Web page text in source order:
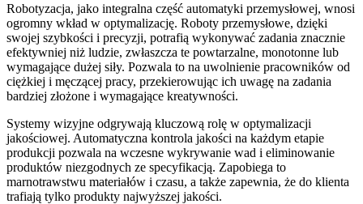
Robotyzacja, jako integralna część automatyki przemysłowej, wnosi
ogromny wkład w optymalizację. Roboty przemysłowe, dzięki
swojej szybkości i precyzji, potrafią wykonywać zadania znacznie
efektywniej niż ludzie, zwłaszcza te powtarzalne, monotonne lub
wymagające dużej siły. Pozwala to na uwolnienie pracowników od
ciężkiej i męczącej pracy, przekierowując ich uwagę na zadania
bardziej złożone i wymagające kreatywności.
Systemy wizyjne odgrywają kluczową rolę w optymalizacji
jakościowej. Automatyczna kontrola jakości na każdym etapie
produkcji pozwala na wczesne wykrywanie wad i eliminowanie
produktów niezgodnych ze specyfikacją. Zapobiega to
marnotrawstwu materiałów i czasu, a także zapewnia, że do klienta
trafiają tylko produkty najwyższej jakości.